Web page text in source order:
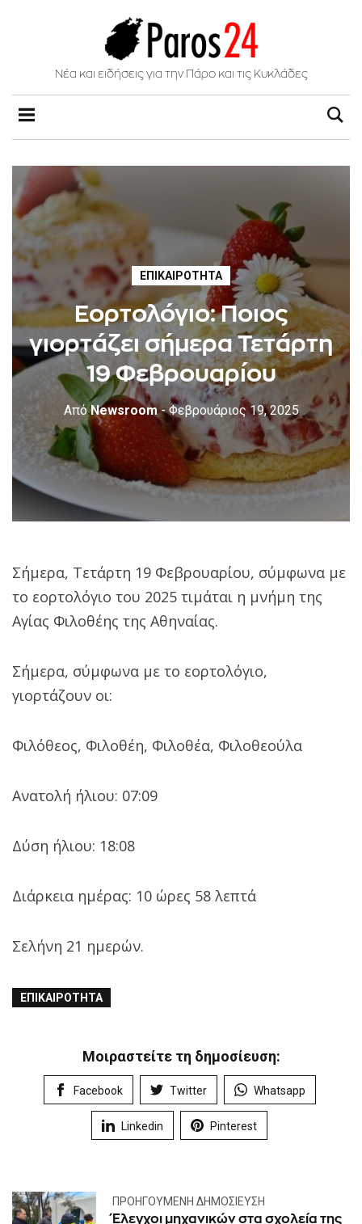
Νέα και ειδήσεις για την Πάρο και τις Κυκλάδες
ΕΠΙΚΑΙΡΌΤΗΤΑ
Εορτολόγιο: Ποιος
γιορτάζει σήμερα Τετάρτη
19 Φεβρουαρίου
ΑπόNewsroom - Φεβρουάριος 19, 2025
Σήμερα, Τετάρτη 19 Φεβρουαρίου, σύμφωνα με
το εορτολόγιο του 2025 τιμάται η μνήμη της
Αγίας Φιλοθέης της Αθηναίας.
Σήμερα, σύμφωνα με το εορτολόγιο,
γιορτάζουν οι:
Φιλόθεος, Φιλοθέη, Φιλοθέα, Φιλοθεούλα
Ανατολή ήλιου: 07:09
Δύση ήλιου: 18:08
Διάρκεια ημέρας: 10 ώρες 58 λεπτά
Σελήνη 21 ημερών.
ΕΠΙΚΑΙΡΌΤΗΤΑ
Μοιραστείτε τη δημοσίευση:
Facebook Twitter Whatsapp
Linkedin Pinterest
ΠΡΟΗΓΟΎΜΕΝΗ ΔΗΜΟΣΊΕΥΣΗ
Έλεγχοι μηχανικών στα σχολεία της